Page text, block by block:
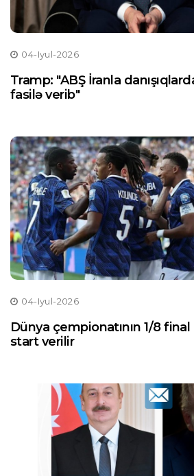
04-Iyul-2026
Tramp: "ABŞ İranla
fasilə verib"
04-Iyul-2026
Dünya çempionatının 1/8
start verilir